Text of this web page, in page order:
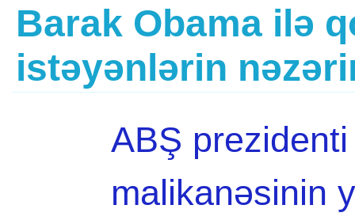
Barak Obama ilə
istəyənlərin
ABŞ
malikanəsinin